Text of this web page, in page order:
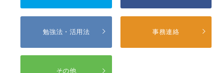
勉強法・活用法 事務連絡
その他